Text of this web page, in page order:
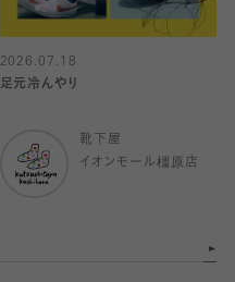
2026.07.18
足元冷んやり
靴下屋
イオンモール橿原店